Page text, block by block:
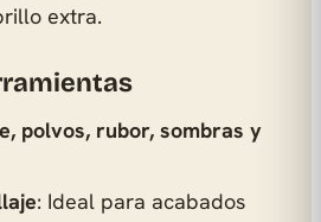
extra.
polvos, rubor, sombras y
: Ideal para acabados